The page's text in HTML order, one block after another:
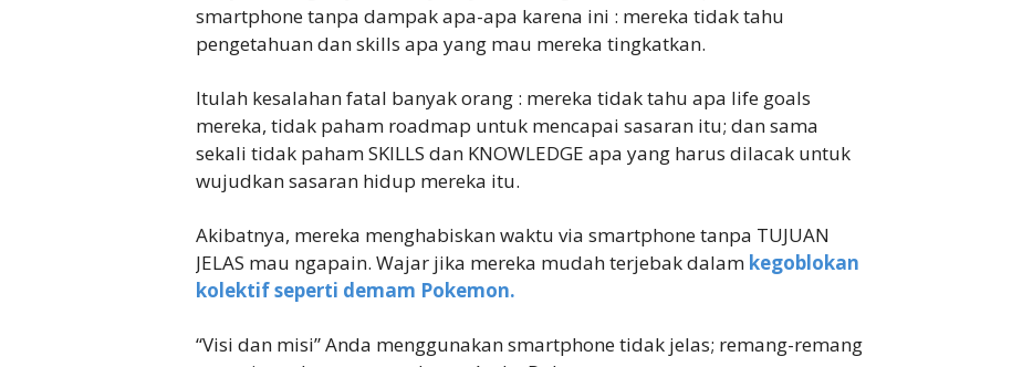
smartphone tanpa dampak apa-apa karena ini : mereka tidak tahu
pengetahuan dan skills apa yang mau mereka tingkatkan.
Itulah kesalahan fatal banyak orang : mereka tidak tahu apa life goals
mereka, tidak paham roadmap untuk mencapai sasaran itu; dan sama
sekali tidak paham SKILLS dan KNOWLEDGE apa yang harus dilacak untuk
wujudkan sasaran hidup mereka itu.
Akibatnya, mereka menghabiskan waktu via smartphone tanpa TUJUAN
JELAS mau ngapain. Wajar jika mereka mudah terjebak dalam kegoblokan
kolektif seperti demam Pokemon.
“Visi dan misi” Anda menggunakan smartphone tidak jelas; remang-remang